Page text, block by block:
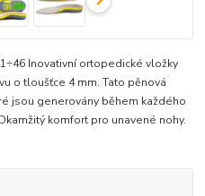
Inovativní ortopedické vložky
o tloušťce 4 mm. Tato pěnová
jsou generovány během každého
komfort pro unavené nohy.